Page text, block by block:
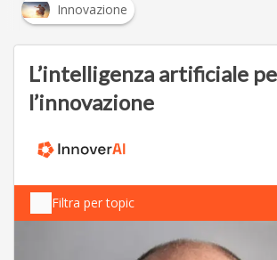
Innovazione
L’intelligenza artificiale
l’innovazione
Filtra per topic